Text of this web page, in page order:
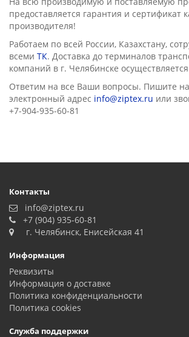
предоставляется гарантия и сертификат
производителя!
Работаем по всей России, Казахстану,
всеми ТК. Доставка до терминалов
компаний в г. Челябинске осущеcтвляется
Ответим на все Ваши вопросы. Пишите
электронный адрес info@ziptex.ru или
+7-904-935-60-81
Контакты
info@ziptex.ru
+7 (904) 935-60-81
г. Челябинск, Енисейская 41
Информация
Реквизиты
Информация о доставке
Политика конфиденциальности
Политика сookies
Служба поддержки